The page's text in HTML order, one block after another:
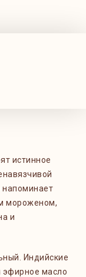
истинное
напоминает
мороженом,
и
Индийские
эфирное масло